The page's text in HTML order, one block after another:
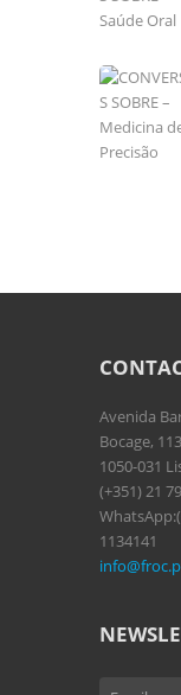
Avenida
Bocage,
1050-031
(+351) 21
1134141